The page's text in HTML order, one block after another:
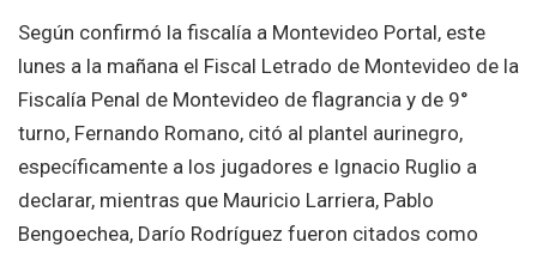
Según confirmó la fiscalía a Montevideo Portal, este
lunes a la mañana el Fiscal Letrado de Montevideo de la
Fiscalía Penal de Montevideo de flagrancia y de 9°
turno, Fernando Romano, citó al plantel aurinegro,
específicamente a los jugadores e Ignacio Ruglio a
declarar, mientras que Mauricio Larriera, Pablo
Bengoechea, Darío Rodríguez fueron citados como